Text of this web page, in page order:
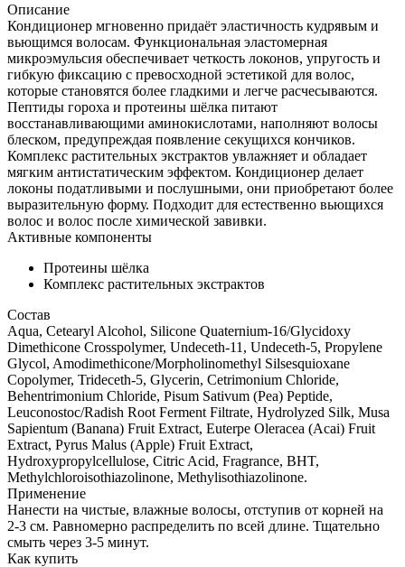
Описание
Кондиционер мгновенно придаёт эластичность кудрявым и
вьющимся волосам. Функциональная эластомерная
микроэмульсия обеспечивает четкость локонов, упругость и
гибкую фиксацию с превосходной эстетикой для волос,
которые становятся более гладкими и легче расчесываются.
Пептиды гороха и протеины шёлка питают
восстанавливающими аминокислотами, наполняют волосы
блеском, предупреждая появление секущихся кончиков.
Комплекс растительных экстрактов увлажняет и обладает
мягким антистатическим эффектом. Кондиционер делает
локоны податливыми и послушными, они приобретают более
выразительную форму. Подходит для естественно вьющихся
волос и волос после химической завивки.
Активные компоненты
Протеины шёлка
Комплекс растительных экстрактов
Состав
Aqua, Cetearyl Alcohol, Silicone Quaternium-16/Glycidoxy
Dimethicone Crosspolymer, Undeceth-11, Undeceth-5, Propylene
Glycol, Amodimethicone/Morpholinomethyl Silsesquioxane
Copolymer, Trideceth-5, Glycerin, Cetrimonium Chloride,
Behentrimonium Chloride, Pisum Sativum (Pea) Peptide,
Leuconostoc/Radish Root Ferment Filtrate, Hydrolyzed Silk, Musa
Sapientum (Banana) Fruit Extract, Euterpe Oleracea (Acai) Fruit
Extract, Pyrus Malus (Apple) Fruit Extract,
Hydroxypropylcellulose, Citric Acid, Fragrance, BHT,
Methylchloroisothiazolinone, Methylisothiazolinone.
Применение
Нанести на чистые, влажные волосы, отступив от корней на
2-3 см. Равномерно распределить по всей длине. Тщательно
смыть через 3-5 минут.
Как купить